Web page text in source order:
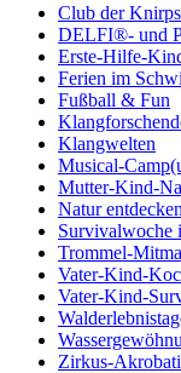
Club der
DELFI®- und
Erste-Hilfe-
Ferien im
Fußball & Fun
Klangwelten
Musical-
Mutter-Kind-
Natur entdecken
Survivalwoche
Trommel-
Vater-Kind-
Vater-Kind-
Zirkus-